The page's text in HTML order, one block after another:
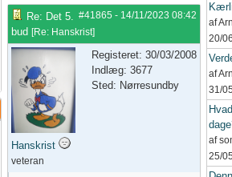
#41865 - 14/11/2023 08:42
Re: Det 5.
bud [Re: Hanskrist]
Hanskrist
veteran
Registeret: 30/03/2008
Indlæg: 3677
Sted: Nørresundby
af
20/
af
31/
af
25/